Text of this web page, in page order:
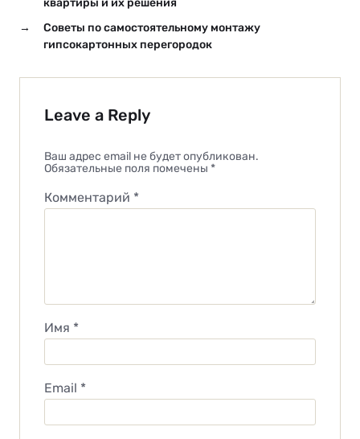
→
Советы по самостоятельному монтажу
гипсокартонных перегородок
Leave a Reply
Ваш адрес email не будет опубликован.
Обязательные поля помечены *
Комментарий *
Имя *
Email *